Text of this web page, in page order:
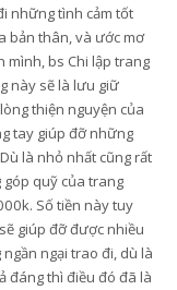
những tình cảm tốt
bản thân, và ước mơ
bs Chi lập trang
này sẽ là lưu giữ
thiện nguyện của
tay giúp đỡ những
là nhỏ nhất cũng rất
quỹ của trang
Số tiền này tuy
giúp đỡ được nhiều
ngại trao đi, dù là
đáng thì điều đó đã là